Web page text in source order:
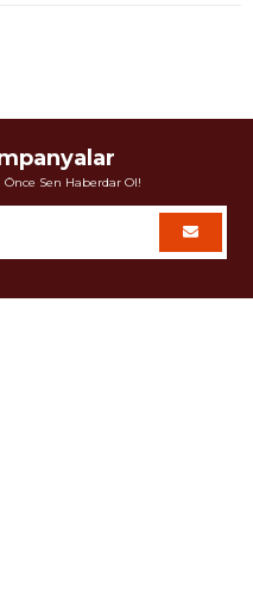
Önce Sen Haberdar Ol!